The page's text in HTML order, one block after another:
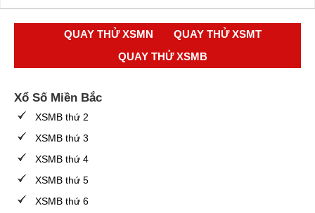
QUAY THỬ XSMN
QUAY THỬ XSMT
QUAY THỬ XSMB
Xổ Số Miền Bắc
XSMB thứ 2
XSMB thứ 3
XSMB thứ 4
XSMB thứ 5
XSMB thứ 6